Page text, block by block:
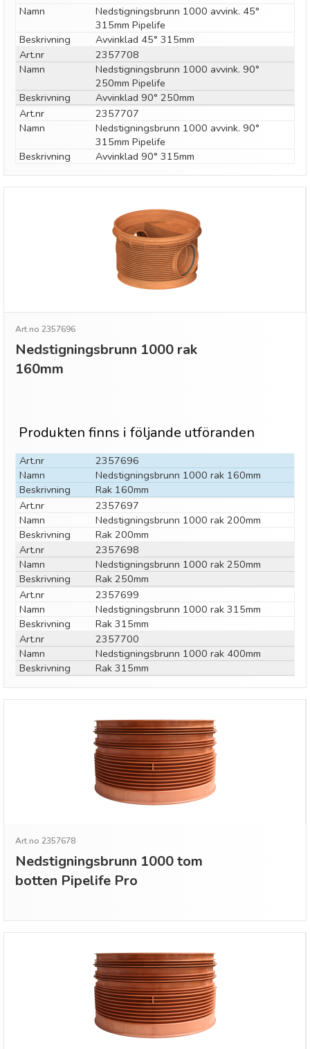
Namn
Nedstigningsbrunn 1000 avvink. 45°
315mm Pipelife
Beskrivning
Avvinklad 45° 315mm
Art.nr
2357708
Namn
Nedstigningsbrunn 1000 avvink. 90°
250mm Pipelife
Beskrivning
Avvinklad 90° 250mm
Art.nr
2357707
Namn
Nedstigningsbrunn 1000 avvink. 90°
315mm Pipelife
Beskrivning
Avvinklad 90° 315mm
Art.no 2357696
Nedstigningsbrunn 1000 rak
160mm
Produkten finns i följande utföranden
Art.nr
2357696
Namn
Nedstigningsbrunn 1000 rak 160mm
Beskrivning
Rak 160mm
Art.nr
2357697
Namn
Nedstigningsbrunn 1000 rak 200mm
Beskrivning
Rak 200mm
Art.nr
2357698
Namn
Nedstigningsbrunn 1000 rak 250mm
Beskrivning
Rak 250mm
Art.nr
2357699
Namn
Nedstigningsbrunn 1000 rak 315mm
Beskrivning
Rak 315mm
Art.nr
2357700
Namn
Nedstigningsbrunn 1000 rak 400mm
Beskrivning
Rak 315mm
Art.no 2357678
Nedstigningsbrunn 1000 tom
botten Pipelife Pro